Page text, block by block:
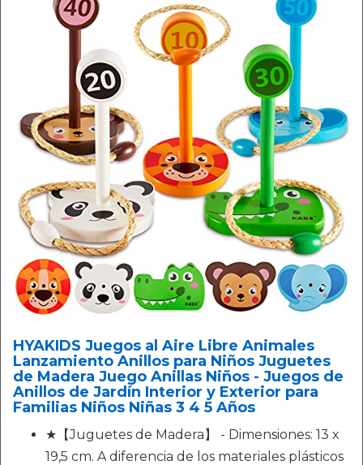
HYAKIDS Juegos al Aire Libre Animales
Lanzamiento Anillos para Niños Juguetes
de Madera Juego Anillas Niños - Juegos de
Anillos de Jardín Interior y Exterior para
Familias Niños Niñas 3 4 5 Años
★【Juguetes de Madera】 - Dimensiones: 13 x
19,5 cm. A diferencia de los materiales plásticos